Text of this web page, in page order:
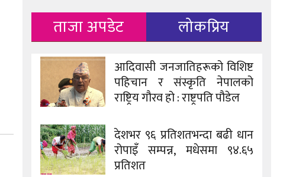
ताजा अपडेट लोकप्रिय
आदिवासी जनजातिहरूको विशिष्ट
पहिचान र संस्कृति नेपालको
राष्ट्रिय गौरव हो : राष्ट्रपति पौडेल
देशभर ९६ प्रतिशतभन्दा बढी धान
रोपाइँ सम्पन्न, मधेसमा ९४.६५
प्रतिशत